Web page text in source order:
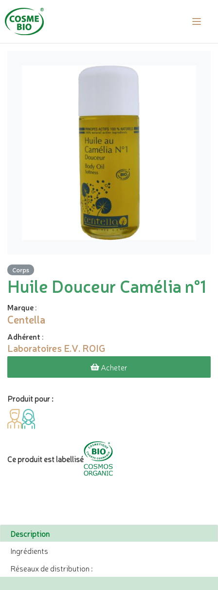
Corps
Huile Douceur Camélia n°1
Marque:
Centella
Adhérent :
Laboratoires E.V. ROIG
Acheter
Produit pour :
Ce produit est labellisé
Description
Ingrédients
Réseaux de distribution :